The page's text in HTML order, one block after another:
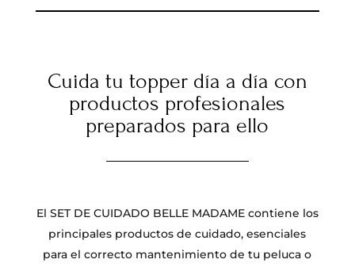
Cuida tu topper día a día con
productos profesionales
preparados para ello
El SET DE CUIDADO BELLE MADAME contiene los
principales productos de cuidado, esenciales
para el correcto mantenimiento de tu peluca o